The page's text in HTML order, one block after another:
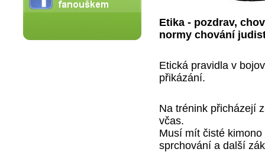
Etika - pozdrav,
normy chování
Etická pravidla v
přikázání.
Na trénink přicházejí
včas.
Musí mít čisté
sprchování a další